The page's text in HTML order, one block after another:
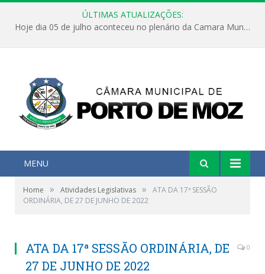
ÚLTIMAS ATUALIZAÇÕES:
Hoje dia 05 de julho aconteceu no plenário da Camara Municipal de Porto de Moz a Sessão Solene de Abertura dos Trabalhos Legislativos 2º Período da 23ª Legislatura
MENU
Home » Atividades Legislativas »
ATA DA 17ª SESSÃO
ORDINÁRIA, DE 27 DE JUNHO DE 2022
ATA DA 17ª SESSÃO ORDINÁRIA, DE
27 DE JUNHO DE 2022
0